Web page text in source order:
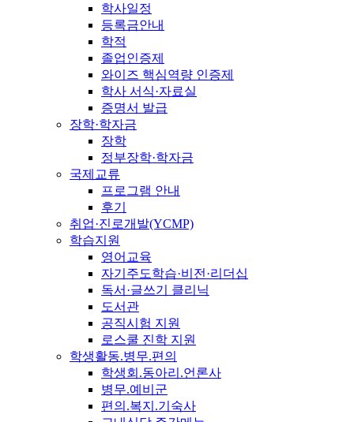
학사일정
등록금안내
학적
졸업인증제
와이즈 핵심역량 인증제
학사 서식·자료실
증명서 발급
장학·학자금
장학
정부장학·학자금
국제교류
프로그램 안내
후기
취업·진로개발(YCMP)
학습지원
영어교육
자기주도학습·비전·리더십
독서·글쓰기 클리닉
도서관
공직시험 지원
로스쿨 진학 지원
학생활동.병무.편의
학생회.동아리.언론사
병무.예비군
편의.복지.기숙사